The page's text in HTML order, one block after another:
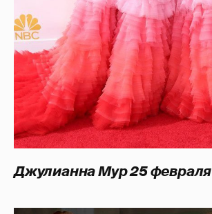
Джулианна Мур 25 февраля